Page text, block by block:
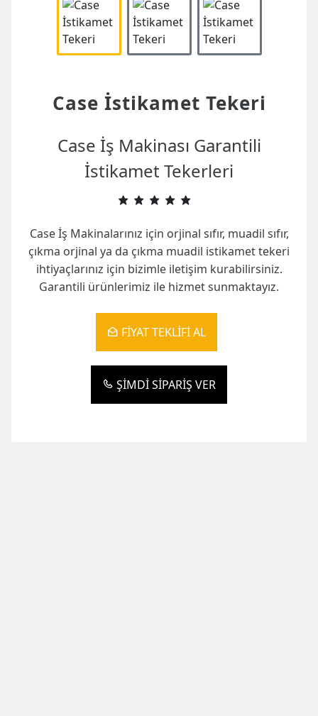
Case İstikamet Tekeri
Case İş Makinası Garantili
İstikamet Tekerleri
Case İş Makinalarınız için orjinal sıfır, muadil sıfır,
çıkma orjinal ya da çıkma muadil istikamet tekeri
ihtiyaçlarınız için bizimle iletişim kurabilirsiniz.
Garantili ürünlerimiz ile hizmet sunmaktayız.
FIYAT TEKLIFI AL
ŞIMDI SIPARIŞ VER